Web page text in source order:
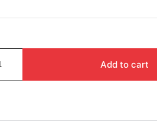
Add to cart